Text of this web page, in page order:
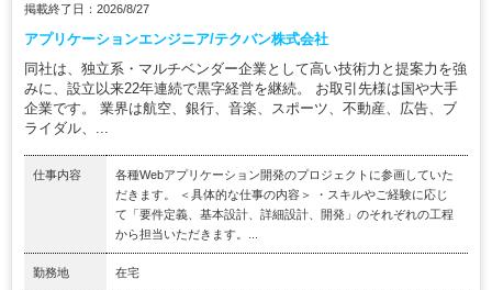
掲載終了日：2026/8/27
アプリケーションエンジニア/テクバン株式会社
同社は、独立系・マルチベンダー企業として高い技術力と提案力を強
みに、設立以来22年連続で黒字経営を継続。 お取引先様は国や大手
企業です。 業界は航空、銀行、音楽、スポーツ、不動産、広告、ブ
ライダル、...
仕事内容
各種Webアプリケーション開発のプロジェクトに参画していた
だきます。 ＜具体的な仕事の内容＞ ・スキルやご経験に応じ
て「要件定義、基本設計、詳細設計、開発」のそれぞれの工程
から担当いただきます。...
勤務地 在宅